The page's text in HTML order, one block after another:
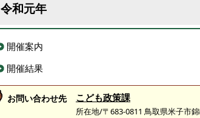
令和元年
開催案内
開催結果
お問い合わせ先 こども政策課
所在地/〒683-0811 鳥取県米子市